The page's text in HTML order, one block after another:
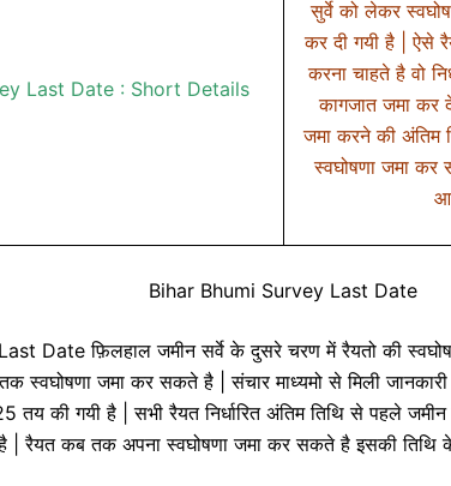
Last Date : Short Details
सुर्वे को लेकर
कर दी गयी है | ऐसे
करना चाहते है वो
कागजात जमा कर
जमा करने की अंतिम
स्वघोषणा जमा कर
Bihar Bhumi Survey Last Date
Date फ़िलहाल जमीन सर्वे के दुसरे चरण में रैयतो की
तक स्वघोषणा जमा कर सकते है | संचार माध्यमो से मिली
तय की गयी है | सभी रैयत निर्धारित अंतिम तिथि से पहले
रैयत कब तक अपना स्वघोषणा जमा कर सकते है इसकी तिथि के